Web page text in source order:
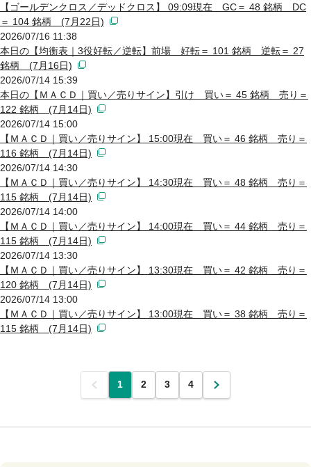
【ゴールデンクロス／デッドクロス】 09:09現在 GC＝ 48 銘柄 DC
＝ 104 銘柄 (7月22日)
2026/07/16 11:38
本日の【均衡表｜3役好転／逆転】前場 好転＝ 101 銘柄 逆転＝ 27
銘柄 (7月16日)
2026/07/14 15:39
本日の【ＭＡＣＤ｜買い／売りサイン】引け 買い＝ 45 銘柄 売り＝
122 銘柄 (7月14日)
2026/07/14 15:00
【ＭＡＣＤ｜買い／売りサイン】 15:00現在 買い＝ 46 銘柄 売り＝
116 銘柄 (7月14日)
2026/07/14 14:30
【ＭＡＣＤ｜買い／売りサイン】 14:30現在 買い＝ 48 銘柄 売り＝
115 銘柄 (7月14日)
2026/07/14 14:00
【ＭＡＣＤ｜買い／売りサイン】 14:00現在 買い＝ 44 銘柄 売り＝
115 銘柄 (7月14日)
2026/07/14 13:30
【ＭＡＣＤ｜買い／売りサイン】 13:30現在 買い＝ 42 銘柄 売り＝
120 銘柄 (7月14日)
2026/07/14 13:00
【ＭＡＣＤ｜買い／売りサイン】 13:00現在 買い＝ 38 銘柄 売り＝
115 銘柄 (7月14日)
前 1 2 3 4 次